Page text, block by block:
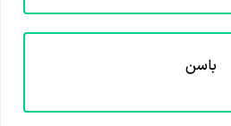
باسن